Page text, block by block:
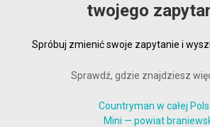
twojego
Spróbuj zmienić swoje zapytanie i
Sprawdź, gdzie znajdziesz
Countryman w całej
Mini — powiat